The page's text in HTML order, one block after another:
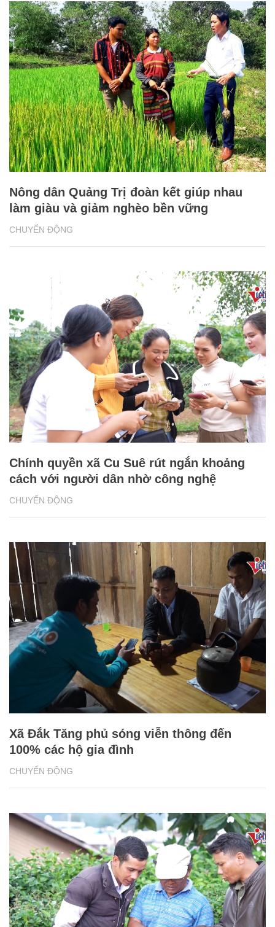
CHUYỂN ĐỘNG
Nông dân Quảng Trị đoàn kết giúp nhau
làm giàu và giảm nghèo bền vững
CHUYỂN ĐỘNG
Chính quyền xã Cu Suê rút ngắn khoảng
cách với người dân nhờ công nghệ
CHUYỂN ĐỘNG
Xã Đắk Tăng phủ sóng viễn thông đến
100% các hộ gia đình